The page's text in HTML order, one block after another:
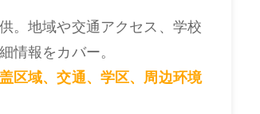
。地域や交通アクセス、学校
情報をカバー。
区域、交通、学区、周边环境